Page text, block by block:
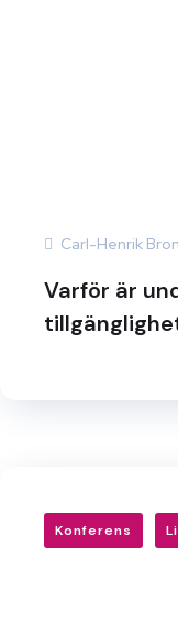
Carl-Henrik
Varför är
Konferens